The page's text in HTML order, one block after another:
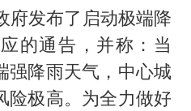
府发布了启动极端降
的通告，并称：当
强降雨天气，中心城
险极高。为全力做好